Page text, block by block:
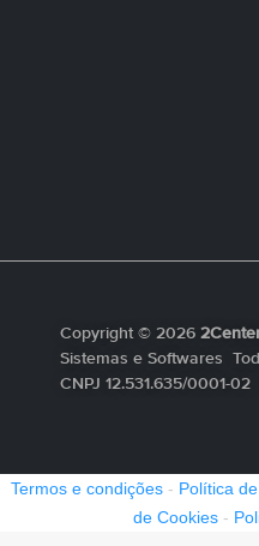
Copyright © 2026
Sistemas e Softwares
CNPJ 12.531.635/0001-02
Termos e condições - Política
de Cookies-